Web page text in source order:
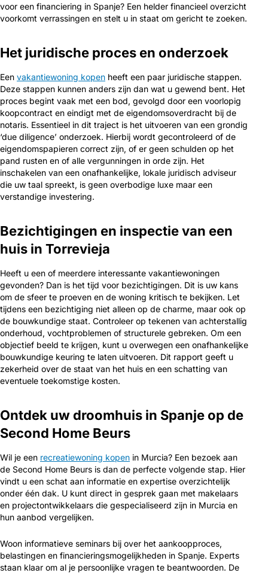
voor een financiering in Spanje? Een helder financieel overzicht
voorkomt verrassingen en stelt u in staat om gericht te zoeken.
Het juridische proces en onderzoek
Een vakantiewoning kopen heeft een paar juridische stappen.
Deze stappen kunnen anders zijn dan wat u gewend bent. Het
proces begint vaak met een bod, gevolgd door een voorlopig
koopcontract en eindigt met de eigendomsoverdracht bij de
notaris. Essentieel in dit traject is het uitvoeren van een grondig
‘due diligence’ onderzoek. Hierbij wordt gecontroleerd of de
eigendomspapieren correct zijn, of er geen schulden op het
pand rusten en of alle vergunningen in orde zijn. Het
inschakelen van een onafhankelijke, lokale juridisch adviseur
die uw taal spreekt, is geen overbodige luxe maar een
verstandige investering.
Bezichtigingen en inspectie van een
huis in Torrevieja
Heeft u een of meerdere interessante vakantiewoningen
gevonden? Dan is het tijd voor bezichtigingen. Dit is uw kans
om de sfeer te proeven en de woning kritisch te bekijken. Let
tijdens een bezichtiging niet alleen op de charme, maar ook op
de bouwkundige staat. Controleer op tekenen van achterstallig
onderhoud, vochtproblemen of structurele gebreken. Om een
objectief beeld te krijgen, kunt u overwegen een onafhankelijke
bouwkundige keuring te laten uitvoeren. Dit rapport geeft u
zekerheid over de staat van het huis en een schatting van
eventuele toekomstige kosten.
Ontdek uw droomhuis in Spanje op de
Second Home Beurs
Wil je een recreatiewoning kopen in Murcia? Een bezoek aan
de Second Home Beurs is dan de perfecte volgende stap. Hier
vindt u een schat aan informatie en expertise overzichtelijk
onder één dak. U kunt direct in gesprek gaan met makelaars
en projectontwikkelaars die gespecialiseerd zijn in Murcia en
hun aanbod vergelijken.
Woon informatieve seminars bij over het aankoopproces,
belastingen en financieringsmogelijkheden in Spanje. Experts
staan klaar om al je persoonlijke vragen te beantwoorden. De